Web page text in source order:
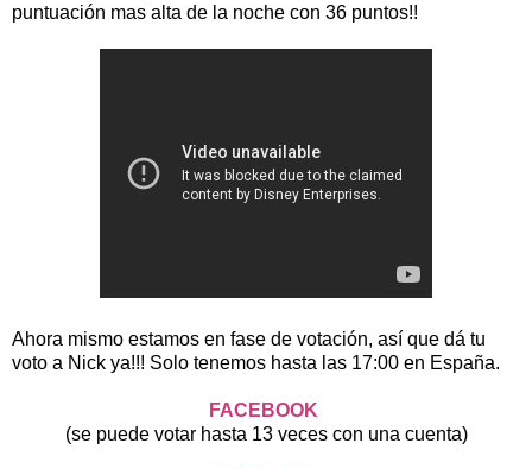
puntuación mas alta de la noche con 36 puntos!!
Ahora mismo estamos en fase de votación, así que dá tu
voto a Nick ya!!! Solo tenemos hasta las 17:00 en España.
FACEBOOK
(se puede votar hasta 13 veces con una cuenta)